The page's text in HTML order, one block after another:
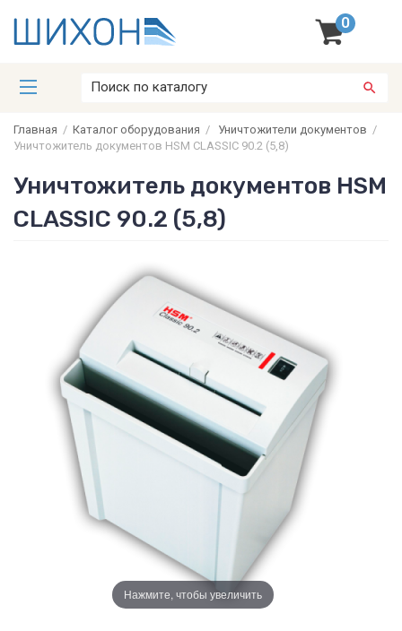
0
Главная / Каталог оборудования / Уничтожители документов /
Уничтожитель документов HSM CLASSIC 90.2 (5,8)
Уничтожитель документов HSM
CLASSIC 90.2 (5,8)
Нажмите, чтобы увеличить